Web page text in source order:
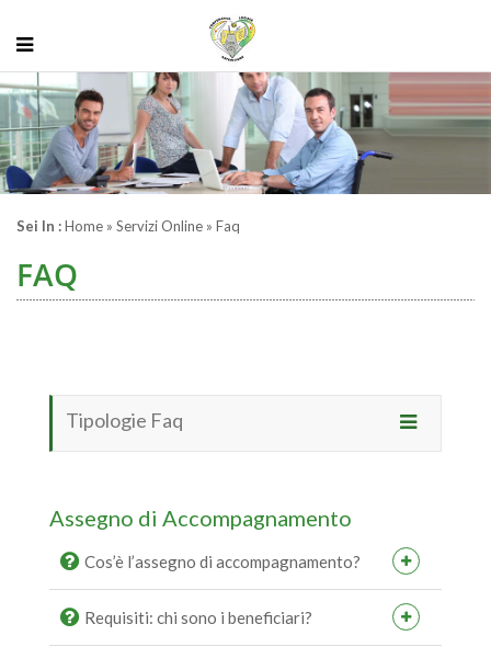
Sei In :Home » Servizi Online » Faq
FAQ
Toggle
Tipologie Faq
Assegno di Accompagnamento
Cos’è l’assegno di accompagnamento?
Requisiti: chi sono i beneficiari?